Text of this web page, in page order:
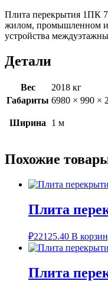
Плита перекрытия 1ПК
жилом, промышленном и
устройства
Детали
Вес
2018 кг
Габариты 6980 × 990 ×
Ширина 1 м
Похожие
Плита
₽22125.40 В
Плита